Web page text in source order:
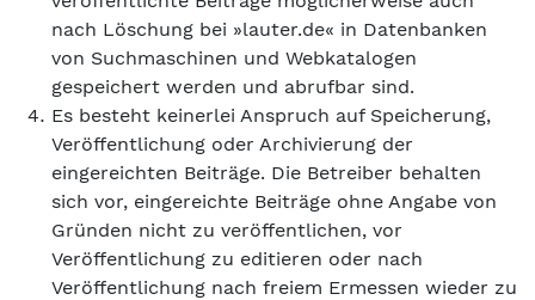
nach Löschung bei »lauter.de« in Datenbanken
von Suchmaschinen und Webkatalogen
gespeichert werden und abrufbar sind.
Es besteht keinerlei Anspruch auf Speicherung,
Veröffentlichung oder Archivierung der
eingereichten Beiträge. Die Betreiber behalten
sich vor, eingereichte Beiträge ohne Angabe von
Gründen nicht zu veröffentlichen, vor
Veröffentlichung zu editieren oder nach
Veröffentlichung nach freiem Ermessen wieder zu